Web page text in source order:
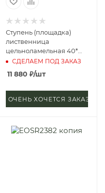
Ступень (площадка)
лиственница
цельноламельная 40*
600*2200 мм (сорт
СДЕЛАЕМ ПОД ЗАКАЗ
11 880 ₽/шт
ОЧЕНЬ ХОЧЕТСЯ ЗАКАЗАТЬ